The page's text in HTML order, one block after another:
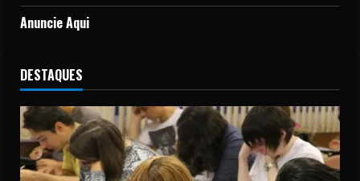
Anuncie Aqui
DESTAQUES